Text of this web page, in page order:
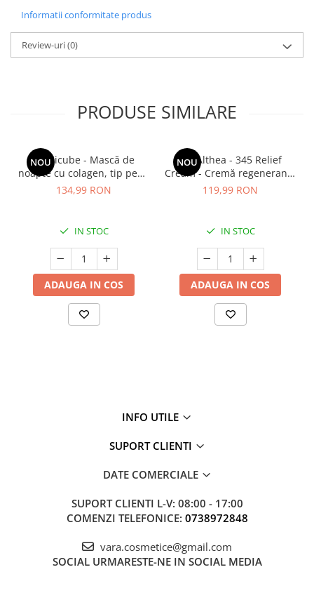
Informatii conformitate produs
Review-uri(0)
PRODUSE SIMILARE
NOU
Medicube - Mască de
noapte cu colagen, tip peel-
off (se îndepărtează prin
75 ml
134,99 RON
IN STOC
ADAUGA IN COS
NOU
Dr. Althea - 345 Relief
Cream - Cremă regenerantă
pentru față - 50 ml
119,99 RON
IN STOC
ADAUGA IN COS
INFO UTILE
SUPORT CLIENTI
DATE COMERCIALE
SUPORT CLIENTI L-V: 08:00 - 17:00
COMENZI TELEFONICE: 0738972848
vara.cosmetice@gmail.com
SOCIAL URMARESTE-NE IN SOCIAL MEDIA